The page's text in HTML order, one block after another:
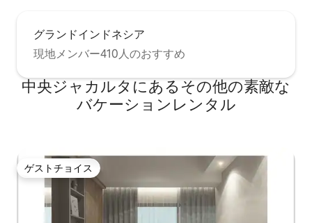
グランドインドネシア
現地メンバー410人のおすすめ
中央ジャカルタにあるその他の素敵な
バケーションレンタル
ゲストチョイス
ゲストチョイス